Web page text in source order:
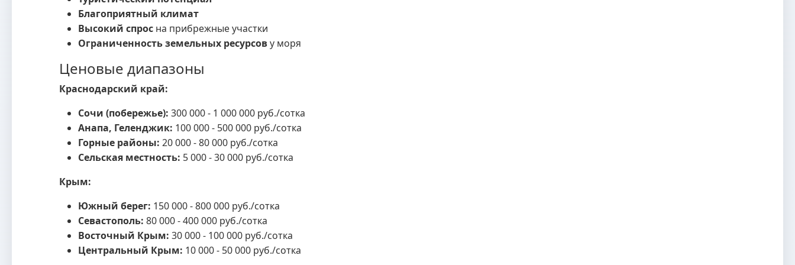
Благоприятный климат
Высокий спрос на прибрежные участки
Ограниченность земельных ресурсову моря
Ценовые диапазоны
Краснодарский край:
Сочи (побережье): 300 000 - 1 000 000 руб./сотка
Анапа, Геленджик: 100 000 - 500 000 руб./сотка
Горные районы: 20 000 - 80 000 руб./сотка
Сельская местность: 5 000 - 30 000 руб./сотка
Крым:
Южный берег: 150 000 - 800 000 руб./сотка
Севастополь: 80 000 - 400 000 руб./сотка
Восточный Крым: 30 000 - 100 000 руб./сотка
Центральный Крым: 10 000 - 50 000 руб./сотка